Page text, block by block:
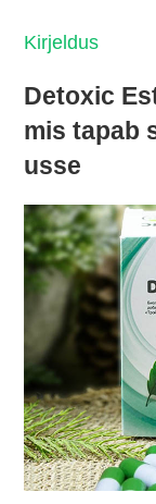
Kirjeldus
Detoxic
mis tapab
usse